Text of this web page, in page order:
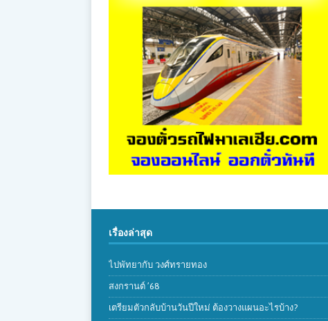
เรื่องล่าสุด
ไปพัทยากับ วงศ์ทรายทอง
สงกรานต์ ’68
เตรียมตัวกลับบ้านวันปีใหม่ ต้องวางแผนอะไรบ้าง?